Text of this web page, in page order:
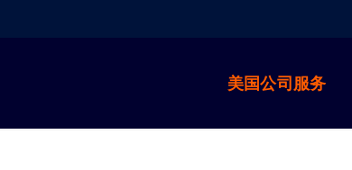
美国公司服务